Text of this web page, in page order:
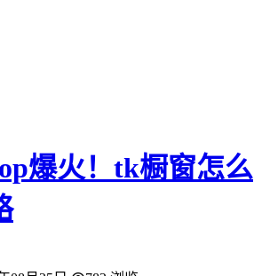
爆火！tk橱窗怎么